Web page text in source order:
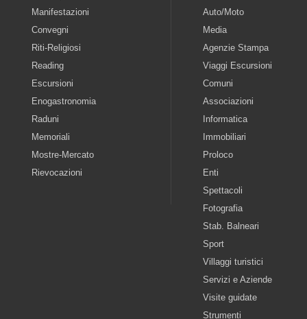
Manifestazioni
Convegni
Riti-Religiosi
Reading
Escursioni
Enogastronomia
Raduni
Memoriali
Mostre-Mercato
Rievocazioni
Auto/Moto
Media
Agenzie Stampa
Viaggi Escursioni
Comuni
Associazioni
Informatica
Immobiliari
Proloco
Enti
Spettacoli
Fotografia
Stab. Balneari
Sport
Villaggi turistici
Servizi e Aziende
Visite guidate
Strumenti